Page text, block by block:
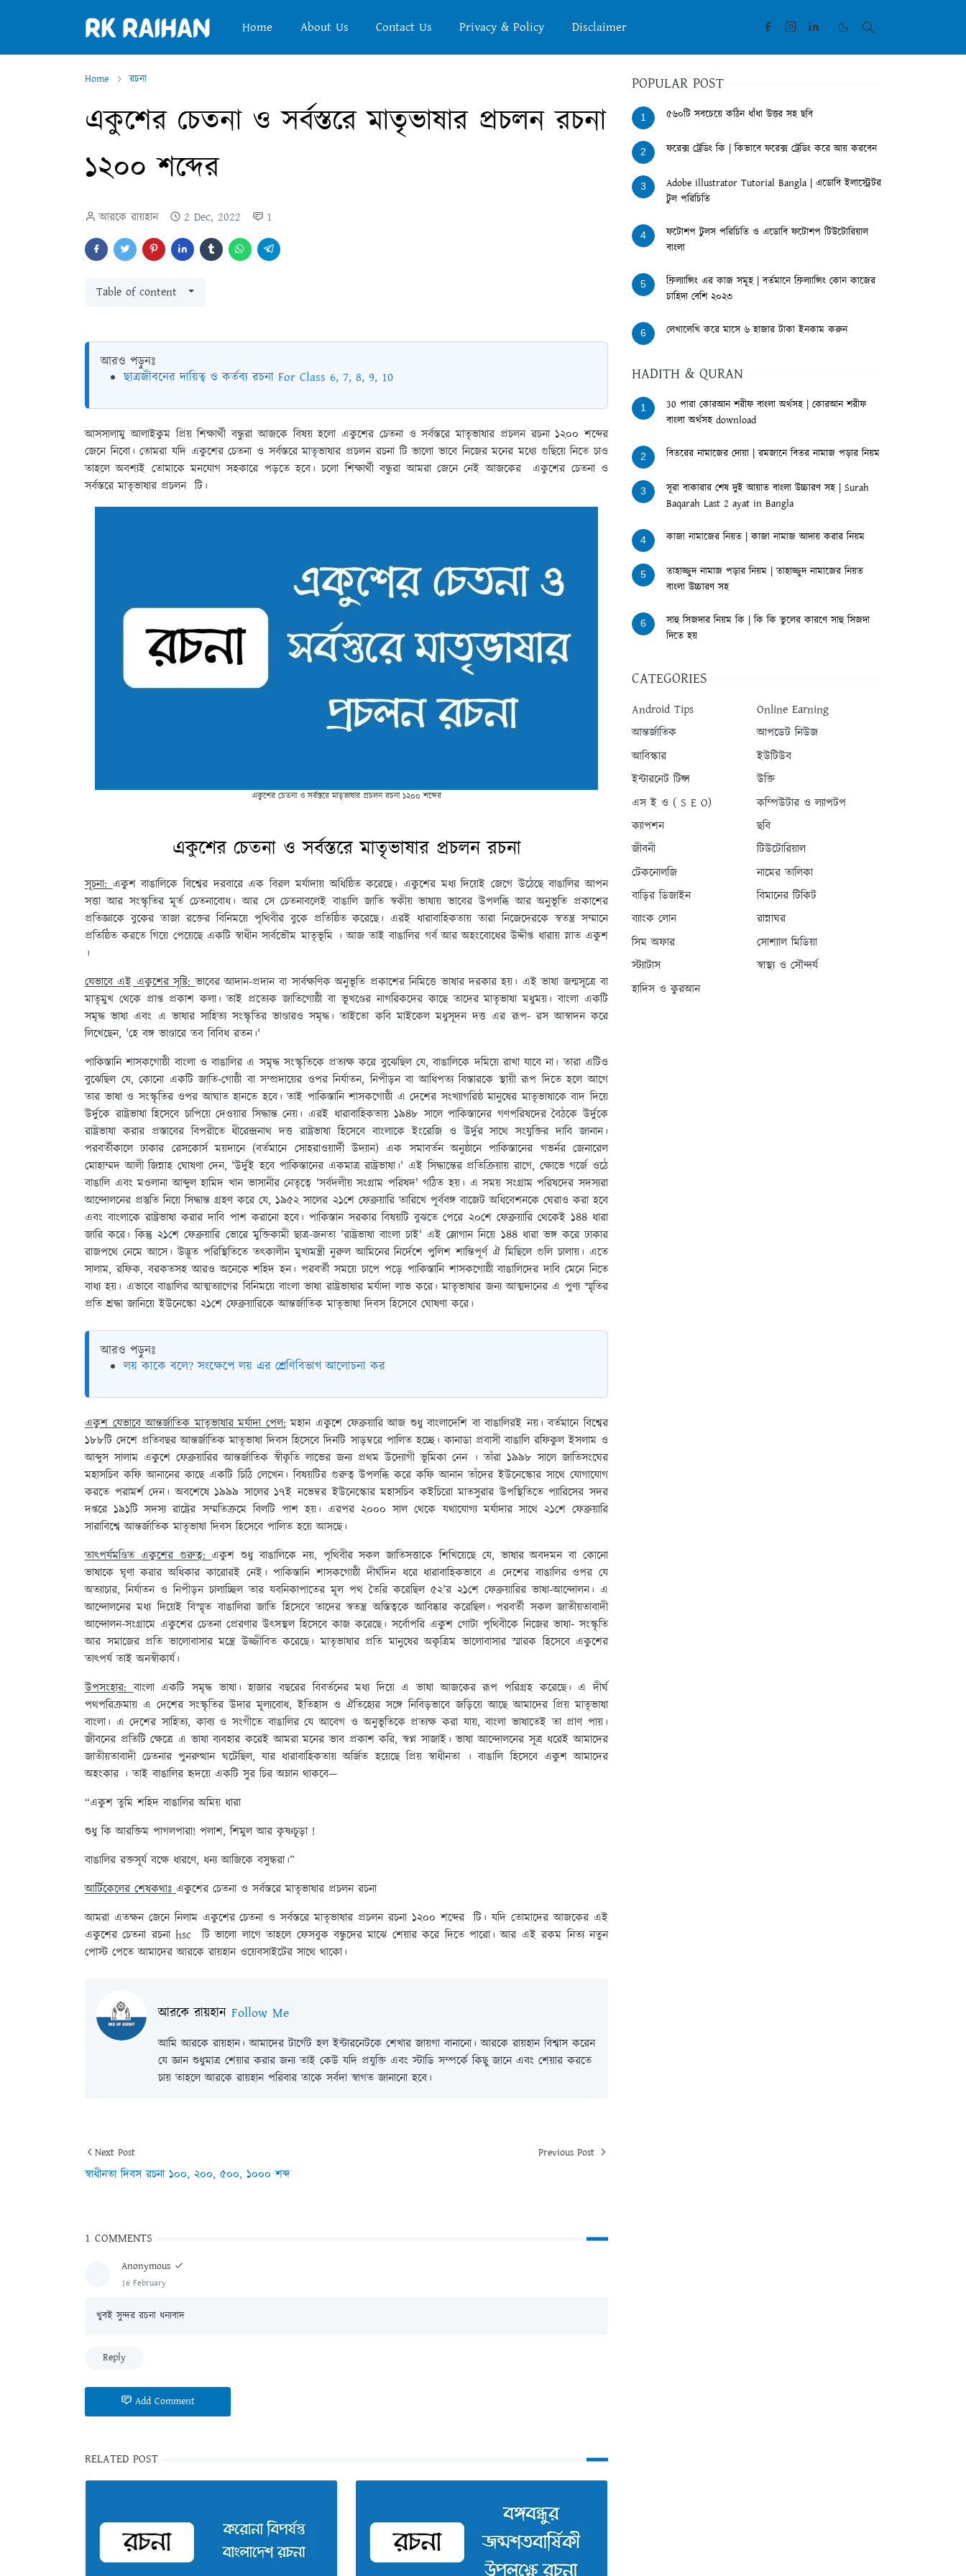
Home About Us Contact Us Privacy & Policy Disclaimer
Home রচনা
একুশের চেতনা ও সর্বস্তরে মাতৃভাষার প্রচলন রচনা
১২০০ শব্দের
আরকে রায়হান 2 Dec, 2022 1
Table of content
আরও পড়ুনঃ
ছাত্রজীবনের দায়িত্ব ও কর্তব্য রচনা For Class 6, 7, 8, 9, 10
আসসালামু আলাইকুম প্রিয় শিক্ষার্থী বন্ধুরা আজকে বিষয় হলো একুশের চেতনা ও সর্বস্তরে মাতৃভাষার প্রচলন রচনা ১২০০ শব্দের
জেনে নিবো। তোমরা যদি একুশের চেতনা ও সর্বস্তরে মাতৃভাষার প্রচলন রচনা টি ভালো ভাবে নিজের মনের মধ্যে গুছিয়ে নিতে চাও
তাহলে অবশ্যই তোমাকে মনযোগ সহকারে পড়তে হবে। চলো শিক্ষার্থী বন্ধুরা আমরা জেনে নেই আজকের একুশের চেতনা ও
সর্বস্তরে মাতৃভাষার প্রচলন টি।
একুশের চেতনা ও সর্বস্তরে মাতৃভাষার প্রচলন রচনা ১২০০ শব্দের
একুশের চেতনা ও সর্বস্তরে মাতৃভাষার প্রচলন রচনা
সূচনা:একুশ বাঙালিকে বিশ্বের দরবারে এক বিরল মর্যাদায় অধিষ্ঠিত করেছে। একুশের মধ্য দিয়েই জেগে উঠেছে বাঙালির আপন
সত্তা আর সংস্কৃতির মূর্ত চেতনাবোধ। আর সে চেতনাবলেই বাঙালি জাতি স্বকীয় ভাষায় ভাবের উপলব্ধি আর অনুভূতি প্রকাশের
প্রতিজ্ঞাকে বুকের তাজা রক্তের বিনিময়ে পৃথিবীর বুকে প্রতিষ্ঠিত করেছে। এরই ধারাবাহিকতায় তারা নিজেদেরকে স্বতন্ত্র সম্মানে
প্রতিষ্ঠিত করতে গিয়ে পেয়েছে একটি স্বাধীন সার্বভৌম মাতৃভূমি । আজ তাই বাঙালির গর্ব আর অহংবোধের উদ্দীপ্ত ধারায় স্নাত একুশ
।
যেভাবে এই একুশের সৃষ্টি:ভাবের আদান-প্রদান বা সার্বক্ষণিক অনুভূতি প্রকাশের নিমিত্তে ভাষার দরকার হয়। এই ভাষা জন্মসূত্রে বা
মাতৃমুখ থেকে প্রাপ্ত প্রকাশ কলা। তাই প্রত্যেক জাতিগোষ্ঠী বা ভূখণ্ডের নাগরিকদের কাছে তাদের মাতৃভাষা মধুময়। বাংলা একটি
সমৃদ্ধ ভাষা এবং এ ভাষার সাহিত্য সংস্কৃতির ভাণ্ডারও সমৃদ্ধ। তাইতো কবি মাইকেল মধুসূদন দত্ত এর রূপ- রস আস্বাদন করে
লিখেছেন, 'হে বঙ্গ ভাণ্ডারে তব বিবিধ রতন।'
পাকিস্তানি শাসকগোষ্ঠী বাংলা ও বাঙালির এ সমৃদ্ধ সংস্কৃতিকে প্রত্যক্ষ করে বুঝেছিল যে, বাঙালিকে দমিয়ে রাখা যাবে না। তারা এটিও
বুঝেছিল যে, কোনো একটি জাতি-গোষ্ঠী বা সম্প্রদায়ের ওপর নির্যাতন, নিপীড়ন বা আধিপত্য বিস্তারকে স্থায়ী রূপ দিতে হলে আগে
তার ভাষা ও সংস্কৃতির ওপর আঘাত হানতে হবে। তাই পাকিস্তানি শাসকগোষ্ঠী এ দেশের সংখ্যাগরিষ্ঠ মানুষের মাতৃভাষাকে বাদ দিয়ে
উর্দুকে রাষ্ট্রভাষা হিসেবে চাপিয়ে দেওয়ার সিদ্ধান্ত নেয়। এরই ধারাবাহিকতায় ১৯৪৮ সালে পাকিস্তানের গণপরিষদের বৈঠকে উর্দুকে
রাষ্ট্রভাষা করার প্রস্তাবের বিপরীতে ধীরেন্দ্রনাথ দত্ত রাষ্ট্রভাষা হিসেবে বাংলাকে ইংরেজি ও উর্দুর সাথে সংযুক্তির দাবি জানান।
পরবর্তীকালে ঢাকার রেসকোর্স ময়দানে (বর্তমানে সোহরাওয়ার্দী উদ্যান) এক সমাবর্তন অনুষ্ঠানে পাকিস্তানের গভর্নর জেনারেল
মোহাম্মদ আলী জিন্নাহ ঘোষণা দেন, 'উর্দুই হবে পাকিস্তানের একমাত্র রাষ্ট্রভাষা।' এই সিদ্ধান্তের প্রতিক্রিয়ায় রাগে, ক্ষোভে গর্জে ওঠে
বাঙালি এবং মওলানা আব্দুল হামিদ খান ভাসানীর নেতৃত্বে 'সর্বদলীয় সংগ্রাম পরিষদ' গঠিত হয়। এ সময় সংগ্রাম পরিষদের সদস্যরা
আন্দোলনের প্রস্তুতি নিয়ে সিদ্ধান্ত গ্রহণ করে যে, ১৯৫২ সালের ২১শে ফেব্রুয়ারি তারিখে পূর্ববঙ্গ বাজেট অধিবেশনকে ঘেরাও করা হবে
এবং বাংলাকে রাষ্ট্রভাষা করার দাবি পাশ করানো হবে। পাকিস্তান সরকার বিষয়টি বুঝতে পেরে ২০শে ফেব্রুয়ারি থেকেই ১৪৪ ধারা
জারি করে। কিন্তু ২১শে ফেব্রুয়ারি ভোরে মুক্তিকামী ছাত্র-জনতা 'রাষ্ট্রভাষা বাংলা চাই' এই স্লোগান নিয়ে ১৪৪ ধারা ভঙ্গ করে ঢাকার
রাজপথে নেমে আসে। উদ্ভূত পরিস্থিতিতে তৎকালীন মুখ্যমন্ত্রী নুরুল আমিনের নির্দেশে পুলিশ শান্তিপূর্ণ ঐ মিছিলে গুলি চালায়। এতে
সালাম, রফিক, বরকতসহ আরও অনেকে শহিদ হন। পরবর্তী সময়ে চাপে পড়ে পাকিস্তানি শাসকগোষ্ঠী বাঙালিদের দাবি মেনে নিতে
বাধ্য হয়। এভাবে বাঙালির আত্মত্যাগের বিনিময়ে বাংলা ভাষা রাষ্ট্রভাষার মর্যাদা লাভ করে। মাতৃভাষার জন্য আত্মদানের এ পুণ্য স্মৃতির
প্রতি শ্রদ্ধা জানিয়ে ইউনেস্কো ২১শে ফেব্রুয়ারিকে আন্তর্জাতিক মাতৃভাষা দিবস হিসেবে ঘোষণা করে।
আরও পড়ুনঃ
লয় কাকে বলে? সংক্ষেপে লয় এর শ্রেণিবিভাগ আলোচনা কর
একুশ যেভাবে আন্তর্জাতিক মাতৃভাষার মর্যাদা পেল:মহান একুশে ফেব্রুয়ারি আজ শুধু বাংলাদেশি বা বাঙালিরই নয়। বর্তমানে বিশ্বের
১৮৮টি দেশে প্রতিবছর আন্তর্জাতিক মাতৃভাষা দিবস হিসেবে দিনটি সাড়ম্বরে পালিত হচ্ছে। কানাডা প্রবাসী বাঙালি রফিকুল ইসলাম ও
আব্দুস সালাম একুশে ফেব্রুয়ারির আন্তর্জাতিক স্বীকৃতি লাভের জন্য প্রথম উদ্যোগী ভূমিকা নেন । তাঁরা ১৯৯৮ সালে জাতিসংঘের
মহাসচিব কফি আনানের কাছে একটি চিঠি লেখেন। বিষয়টির গুরুত্ব উপলব্ধি করে কফি আনান তাঁদের ইউনেস্কোর সাথে যোগাযোগ
করতে পরামর্শ দেন। অবশেষে ১৯৯৯ সালের ১৭ই নভেম্বর ইউনেস্কোর মহাসচিব কইচিরো মাতসুরার উপস্থিতিতে প্যারিসের সদর
দপ্তরে ১৯১টি সদস্য রাষ্ট্রের সম্মতিক্রমে বিলটি পাশ হয়। এরপর ২০০০ সাল থেকে যথাযোগ্য মর্যাদার সাথে ২১শে ফেব্রুয়ারি
সারাবিশ্বে আন্তর্জাতিক মাতৃভাষা দিবস হিসেবে পালিত হয়ে আসছে।
তাৎপর্যমণ্ডিত একুশের গুরুত্ব:একুশ শুধু বাঙালিকে নয়, পৃথিবীর সকল জাতিসত্তাকে শিখিয়েছে যে, ভাষার অবদমন বা কোনো
ভাষাকে ঘৃণা করার অধিকার কারোরই নেই। পাকিস্তানি শাসকগোষ্ঠী দীর্ঘদিন ধরে ধারাবাহিকভাবে এ দেশের বাঙালির ওপর যে
অত্যাচার, নির্যাতন ও নিপীড়ন চালাচ্ছিল তার যবনিকাপাতের মূল পথ তৈরি করেছিল ৫২'র ২১শে ফেব্রুয়ারির ভাষা-আন্দোলন। এ
আন্দোলনের মধ্য দিয়েই বিস্মৃত বাঙালিরা জাতি হিসেবে তাদের স্বতন্ত্র অস্তিত্বকে আবিষ্কার করেছিল। পরবর্তী সকল জাতীয়তাবাদী
আন্দোলন-সংগ্রামে একুশের চেতনা প্রেরণার উৎসস্থল হিসেবে কাজ করেছে। সর্বোপরি একুশ গোটা পৃথিবীকে নিজের ভাষা- সংস্কৃতি
আর সমাজের প্রতি ভালোবাসার মন্ত্রে উজ্জীবিত করেছে। মাতৃভাষার প্রতি মানুষের অকৃত্রিম ভালোবাসার স্মারক হিসেবে একুশের
তাৎপর্য তাই অনস্বীকার্য।
উপসংহার:বাংলা একটি সমৃদ্ধ ভাষা। হাজার বছরের বিবর্তনের মধ্য দিয়ে এ ভাষা আজকের রূপ পরিগ্রহ করেছে। এ দীর্ঘ
পথপরিক্রমায় এ দেশের সংস্কৃতির উদার মূল্যবোধ, ইতিহাস ও ঐতিহ্যের সঙ্গে নিবিড়ভাবে জড়িয়ে আছে আমাদের প্রিয় মাতৃভাষা
বাংলা। এ দেশের সাহিত্য, কাব্য ও সংগীতে বাঙালির যে আবেগ ও অনুভূতিকে প্রত্যক্ষ করা যায়, বাংলা ভাষাতেই তা প্রাণ পায়।
জীবনের প্রতিটি ক্ষেত্রে এ ভাষা ব্যবহার করেই আমরা মনের ভাব প্রকাশ করি, স্বপ্ন সাজাই। ভাষা আন্দোলনের সূত্র ধরেই আমাদের
জাতীয়তাবাদী চেতনার পুনরুত্থান ঘটেছিল, যার ধারাবাহিকতায় অর্জিত হয়েছে প্রিয় স্বাধীনতা । বাঙালি হিসেবে একুশ আমাদের
অহংকার । তাই বাঙালির হৃদয়ে একটি সুর চির অম্লান থাকবে—
“একুশ তুমি শহিদ বাঙালির অমিয় ধারা
শুধু কি আরক্তিম পাগলপারা! পলাশ, শিমুল আর কৃষ্ণচূড়া !
বাঙালির রক্তসূর্য বক্ষে ধারণে, ধন্য আজিকে বসুন্ধরা।”
আর্টিকেলের শেষকথাঃএকুশের চেতনা ও সর্বস্তরে মাতৃভাষার প্রচলন রচনা
আমরা এতক্ষন জেনে নিলাম একুশের চেতনা ও সর্বস্তরে মাতৃভাষার প্রচলন রচনা ১২০০ শব্দের টি। যদি তোমাদের আজকের এই
একুশের চেতনা রচনা hsc টি ভালো লাগে তাহলে ফেসবুক বন্ধুদের মাঝে শেয়ার করে দিতে পারো। আর এই রকম নিত্য নতুন
পোস্ট পেতে আমাদের আরকে রায়হান ওয়েবসাইটের সাথে থাকো।
আরকে রায়হান Follow Me
আমি আরকে রায়হান। আমাদের টার্গেট হল ইন্টারনেটকে শেখার জায়গা বানানো। আরকে রায়হান বিশ্বাস করেন
যে জ্ঞান শুধুমাত্র শেয়ার করার জন্য তাই কেউ যদি প্রযুক্তি এবং স্টাডি সম্পর্কে কিছু জানে এবং শেয়ার করতে
চায় তাহলে আরকে রায়হান পরিবার তাকে সর্বদা স্বাগত জানানো হবে।
Next Post
স্বাধীনতা দিবস রচনা ১০০, ২০০, ৫০০, ১০০০ শব্দ
Previous Post
1 COMMENTS
Anonymous
16 February
খুবই সুন্দর রচনা ধন্যবাদ
Reply
Add Comment
RELATED POST
POPULAR POST
1 ৫৬০টি সবচেয়ে কঠিন ধাঁধা উত্তর সহ ছবি
2 ফরেক্স ট্রেডিং কি | কিভাবে ফরেক্স ট্রেডিং করে আয় করবেন
3
Adobe illustrator Tutorial Bangla | এডোবি ইলাস্ট্রেটর
টুল পরিচিতি
4
ফটোশপ টুলস পরিচিতি ও এডোবি ফটোশপ টিউটোরিয়াল
বাংলা
5
ফ্রিল্যান্সিং এর কাজ সমূহ | বর্তমানে ফ্রিল্যান্সিং কোন কাজের
চাহিদা বেশি ২০২৩
6 লেখালেখি করে মাসে ৬ হাজার টাকা ইনকাম করুন
HADITH & QURAN
1
30 পারা কোরআন শরীফ বাংলা অর্থসহ | কোরআন শরীফ
বাংলা অর্থসহ download
2 বিতরের নামাজের দোয়া | রমজানে বিতর নামাজ পড়ার নিয়ম
3
সূরা বাকারার শেষ দুই আয়াত বাংলা উচ্চারণ সহ | Surah
Baqarah Last 2 ayat in Bangla
4 কাজা নামাজের নিয়ত | কাজা নামাজ আদায় করার নিয়ম
5
তাহাজ্জুদ নামাজ পড়ার নিয়ম | তাহাজ্জুদ নামাজের নিয়ত
বাংলা উচ্চারণ সহ
6
সাহু সিজদার নিয়ম কি | কি কি ভুলের কারণে সাহু সিজদা
দিতে হয়
CATEGORIES
Android Tips
Online Earning
আন্তর্জাতিক
আপডেট নিউজ
আবিস্কার
ইউটিউব
ইন্টারনেট টিপ্স
উক্তি
এস ই ও ( S E O)
কম্পিউটার ও ল্যাপটপ
ক্যাপশন
ছবি
জীবনী
টিউটোরিয়াল
টেকনোলজি
নামের তালিকা
বাড়ির ডিজাইন
বিমানের টিকিট
ব্যাংক লোন
রান্নাঘর
সিম অফার
সোশ্যাল মিডিয়া
স্ট্যাটাস
স্বাস্থ্য ও সৌন্দর্য
হাদিস ও কুরআন